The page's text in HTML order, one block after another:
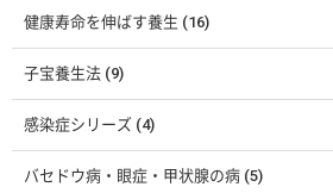
健康寿命を伸ばす養生 (16)
子宝養生法 (9)
感染症シリーズ (4)
バセドウ病・眼症・甲状腺の病 (5)